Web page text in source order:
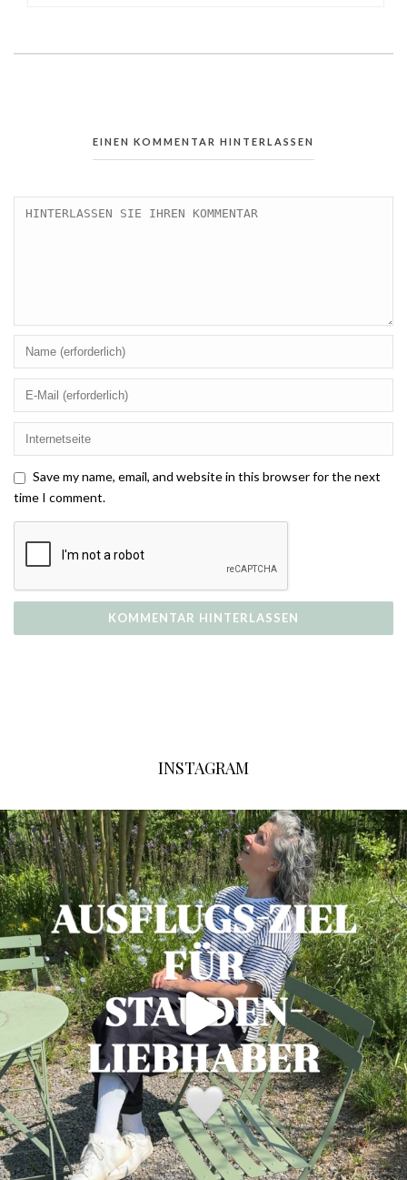
EINEN KOMMENTAR HINTERLASSEN
Save my name, email, and website in this browser for the next
time I comment.
INSTAGRAM